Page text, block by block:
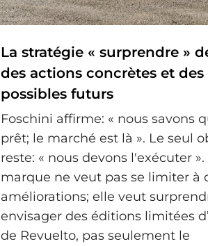
La stratégie « surprendre »
des actions concrètes et des
possibles futurs
Foschini affirme: « nous savons
prêt; le marché est là ». Le seul
reste: « nous devons l'exécuter ».
marque ne veut pas se limiter à
améliorations; elle veut
envisager des éditions limitées
de Revuelto, pas seulement le